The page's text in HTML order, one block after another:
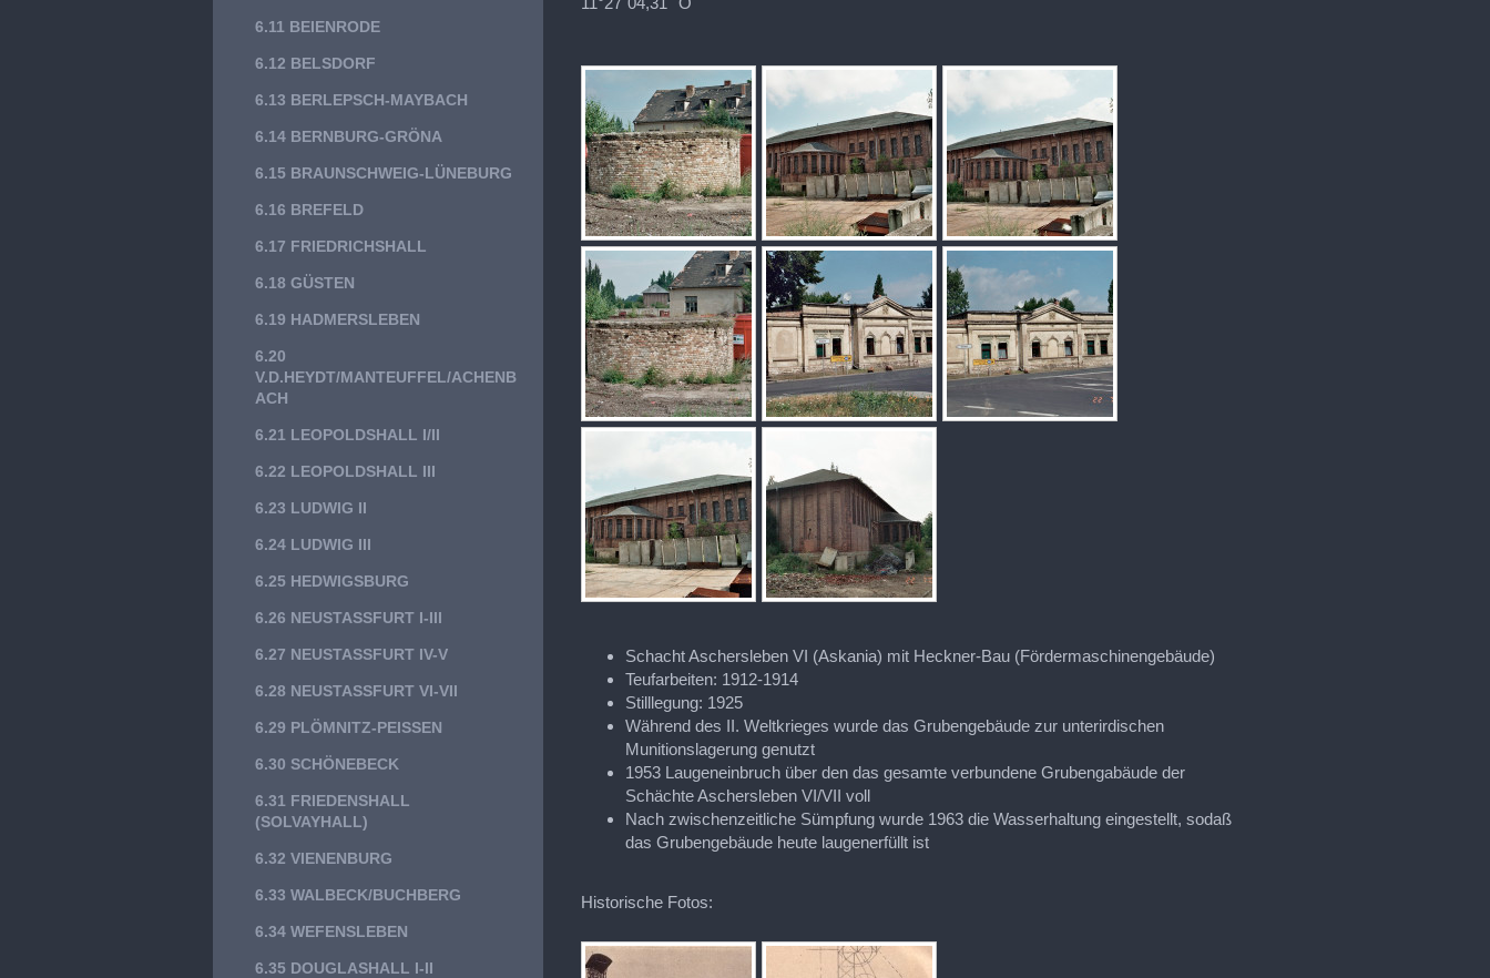
Schacht Aschersleben VI (Askania) mit Heckner-Bau (Fördermaschinengebäude)
Teufarbeiten: 1912-1914
Stilllegung: 1925
Während des II. Weltkrieges wurde das Grubengebäude zur unterirdischen
Munitionslagerung genutzt
1953 Laugeneinbruch über den das gesamte verbundene Grubengabäude der
Schächte Aschersleben VI/VII voll
Nach zwischenzeitliche Sümpfung wurde 1963 die Wasserhaltung eingestellt, sodaß
das Grubengebäude heute laugenerfüllt ist
Historische Fotos:
6.11 BEIENRODE
6.12 BELSDORF
6.13 BERLEPSCH-MAYBACH
6.14 BERNBURG-GRÖNA
6.15 BRAUNSCHWEIG-LÜNEBURG
6.16 BREFELD
6.17 FRIEDRICHSHALL
6.18 GÜSTEN
6.19 HADMERSLEBEN
6.20
V.D.HEYDT/MANTEUFFEL/ACHENB
ACH
6.21 LEOPOLDSHALL I/II
6.22 LEOPOLDSHALL III
6.23 LUDWIG II
6.24 LUDWIG III
6.25 HEDWIGSBURG
6.26 NEUSTASSFURT I-III
6.27 NEUSTASSFURT IV-V
6.28 NEUSTASSFURT VI-VII
6.29 PLÖMNITZ-PEISSEN
6.30 SCHÖNEBECK
6.31 FRIEDENSHALL
(SOLVAYHALL)
6.32 VIENENBURG
6.33 WALBECK/BUCHBERG
6.34 WEFENSLEBEN
6.35 DOUGLASHALL I-II